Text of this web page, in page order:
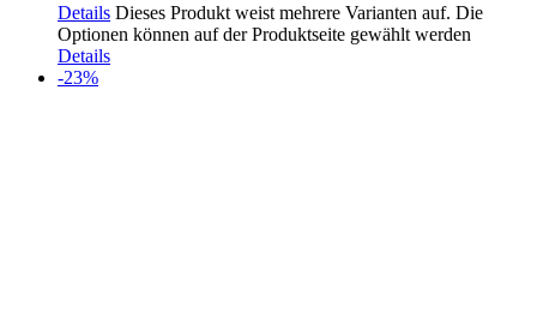
Details Dieses Produkt weist mehrere Varianten auf. Die
Optionen können auf der Produktseite gewählt werden
Details
-23%